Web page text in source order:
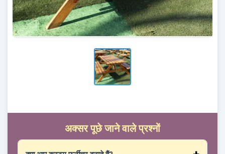
अक्सर पूछे जाने वाले प्रश्नों